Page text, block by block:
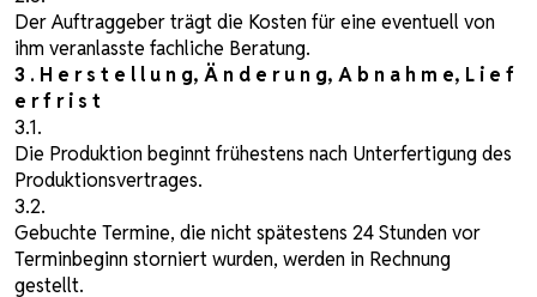
Der Auftraggeber trägt die Kosten für eine eventuell von
ihm veranlasste fachliche Beratung.
3 . H e r s t e l l u n g, Ä n d e r u n g, A b n a h m e, L i e f
e r f r i s t
3.1.
Die Produktion beginnt frühestens nach Unterfertigung des
Produktionsvertrages.
3.2.
Gebuchte Termine, die nicht spätestens 24 Stunden vor
Terminbeginn storniert wurden, werden in Rechnung
gestellt.